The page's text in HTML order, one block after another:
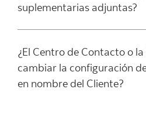
suplementarias adjuntas?
¿El Centro de Contacto o
cambiar la configuración
en nombre del Cliente?